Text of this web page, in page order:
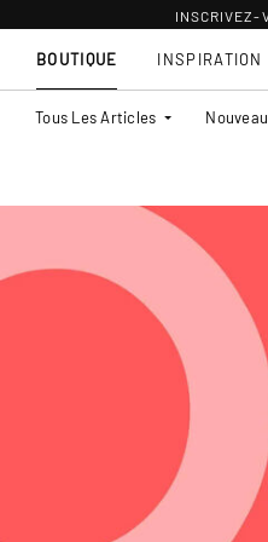
INSCRIVEZ-
BOUTIQUE
Tous Les Articles
INSPIRATION